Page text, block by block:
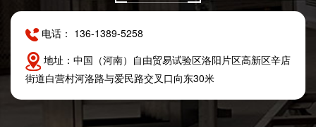
电话： 136-1389-5258
地址：中国（河南）自由贸易试验区洛阳片区高新区辛店
街道白营村河洛路与爱民路交叉口向东30米